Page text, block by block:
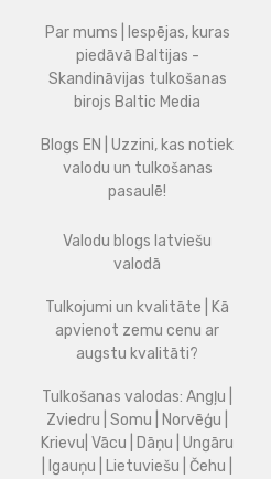
Par mums | Iespējas, kuras
piedāvā Baltijas -
Skandināvijas tulkošanas
birojs Baltic Media
Blogs EN | Uzzini, kas notiek
valodu un tulkošanas
pasaulē!
Valodu blogs latviešu
valodā
Tulkojumi un kvalitāte | Kā
apvienot zemu cenu ar
augstu kvalitāti?
Tulkošanas valodas: Angļu |
Zviedru | Somu | Norvēģu |
Krievu| Vācu | Dāņu | Ungāru
| Igauņu | Lietuviešu | Čehu |